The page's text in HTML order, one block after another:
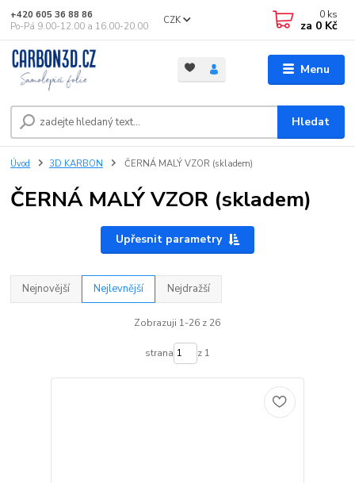
Menu
CZK
Hledat
+420 605 36 88 86
Po-Pá 9.00-12.00 a 16.00-20.00
0 ks
za 0 Kč
Úvod 3D KARBON ČERNÁ MALÝ VZOR (skladem)
ČERNÁ MALÝ VZOR (skladem)
Upřesnit parametry
Nejnovější Nejlevnější Nejdražší
Zobrazuji 1-26 z 26
strana z 1